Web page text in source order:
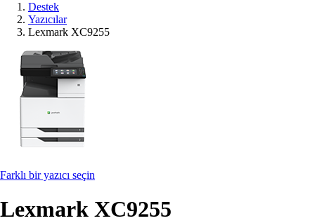
Destek
Yazıcılar
Lexmark XC9255
Farklı bir yazıcı seçin
Lexmark XC9255